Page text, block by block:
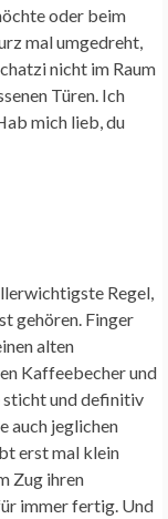
oder beim
mal umgedreht,
nicht im Raum
Türen. Ich
mich lieb, du
Regel,
gehören. Finger
alten
Kaffeebecher und
sticht und definitiv
auch jeglichen
erst mal klein
Zug ihren
immer fertig. Und